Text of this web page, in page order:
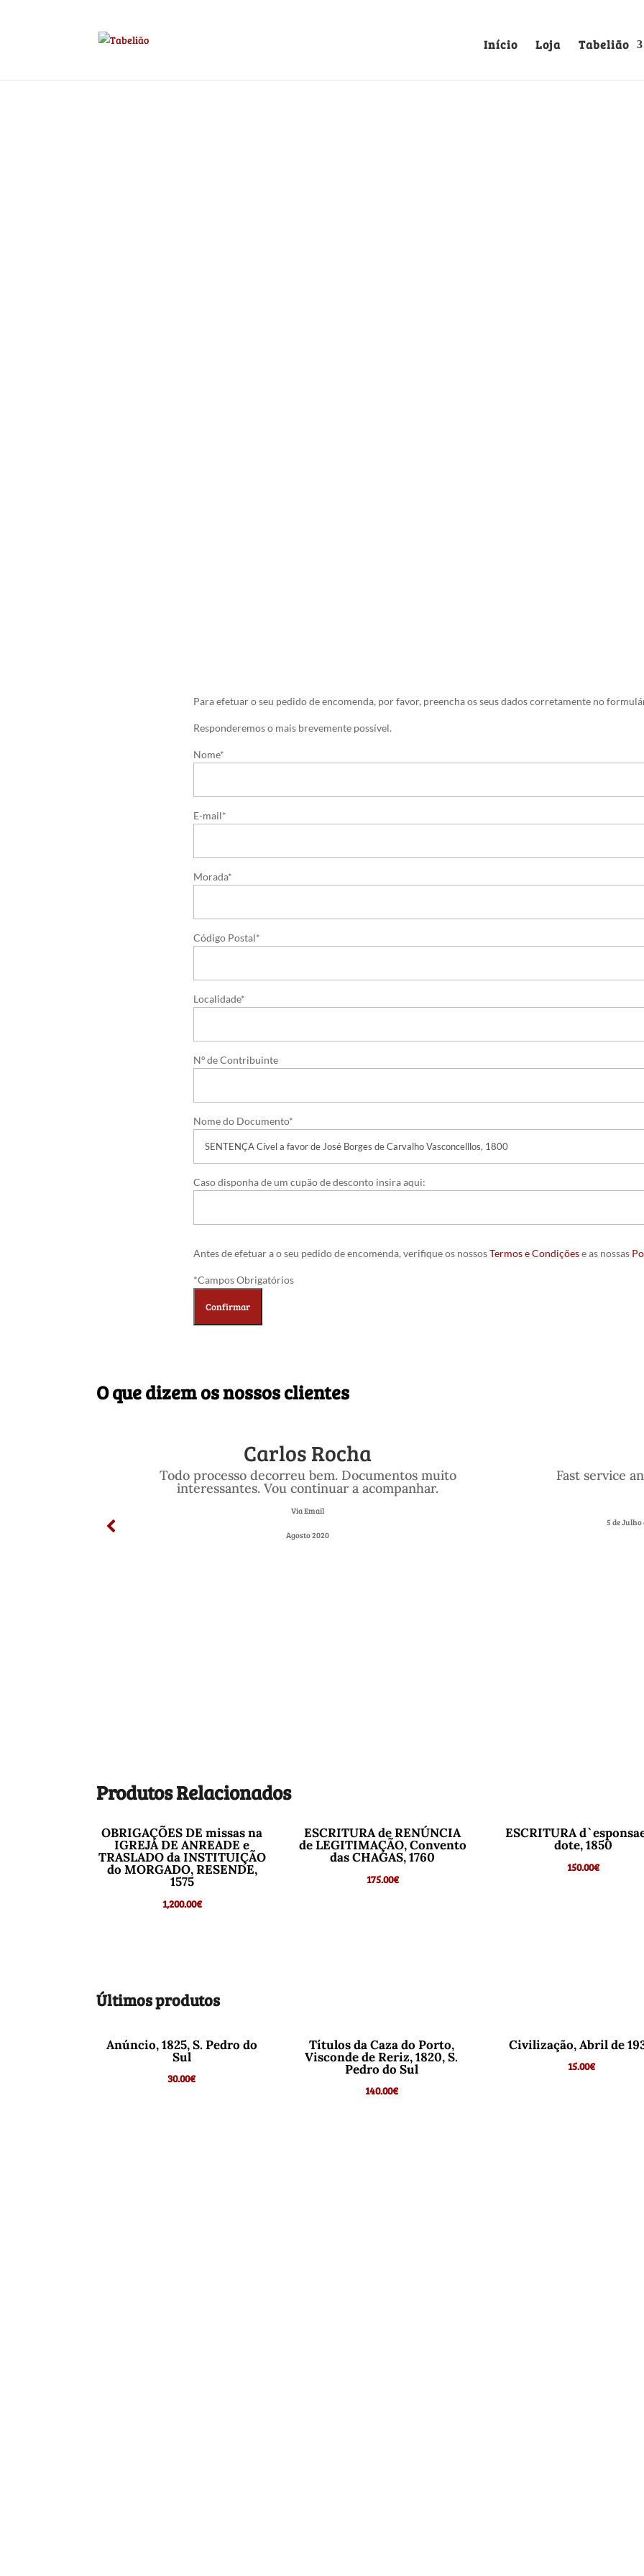
Início Loja Tabelião
Para efetuar o seu pedido de encomenda, por favor, preencha os seus dados corretamente no
Responderemos o mais brevemente possível.
Nome*
E-mail*
Morada*
Código Postal*
Localidade*
Nº de Contribuinte
Nome do Documento*
Caso disponha de um cupão de desconto insira aqui:
Antes de efetuar a o seu pedido de encomenda, verifique os nossosTermos e Condiçõese as nossas
*Campos Obrigatórios
O que dizem os nossos clientes
Carlos Rocha
Todo processo decorreu bem. Documentos muito
interessantes. Vou continuar a acompanhar.
Via Email
Agosto 2020
Fast service
5 de Julho
Produtos Relacionados
OBRIGAÇÕES DE missas na
IGREJA DE ANREADE e
TRASLADO da INSTITUIÇÃO
do MORGADO, RESENDE,
1575
1,200.00€
ESCRITURA de RENÚNCIA
de LEGITIMAÇÃO, Convento
das CHAGAS, 1760
175.00€
ESCRITURA
dote, 1850
150.00€
Últimos produtos
Anúncio, 1825, S. Pedro do
Sul
30.00€
Títulos da Caza do Porto,
Visconde de Reriz, 1820, S.
Pedro do Sul
140.00€
Civilização, Abril de
15.00€